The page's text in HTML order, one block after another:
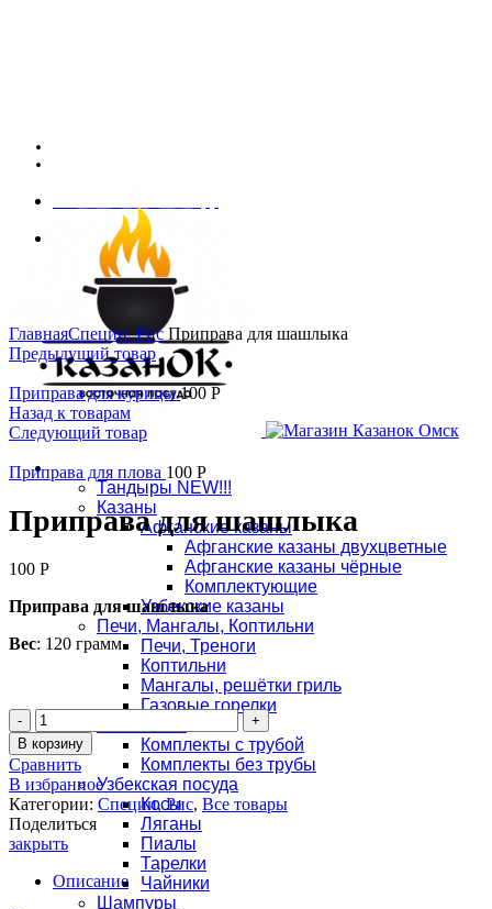
8 (909) 535-70-25
Адрес: г. Омск, ул. 7-я Северная 117, тел.:
Магазин
Тандыры NEW!!!
Казаны
Афганские казаны
Афганские казаны двухцветные
Афганские казаны чёрные
Комплектующие
Узбекские казаны
Печи, Мангалы, Коптильни
Печи, Треноги
Коптильни
Мангалы, решётки гриль
Газовые горелки
Комплекты с трубой
Комплекты без трубы
Узбекская посуда
Косы
Ляганы
Пиалы
Тарелки
Чайники
Шампуры
ГлавнаяСпеции, РисПриправа для шашлыка
Предыдущий товар
Приправа для курицы100 Р
Назад к товарам
Следующий товар
Приправа для плова 100 Р
Приправа для шашлыка
100 Р
Приправа для шашлыка
Вес: 120 грамм.
Количество
Приправа
для
шашлыка
В корзину
Сравнить
В избранное
Категории: Специи, Рис, Все товары
Поделиться
закрыть
Описание